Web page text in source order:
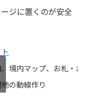
ジに置くのが安全
境内マップ、お札・お
の動線作り